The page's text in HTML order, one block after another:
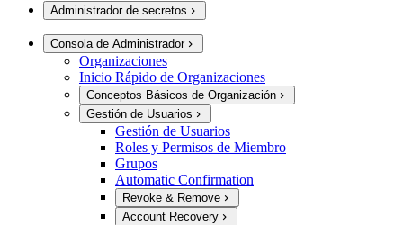
Administrador de secretos
Consola de Administrador
Organizaciones
Inicio Rápido de Organizaciones
Conceptos Básicos de Organización
Gestión de Usuarios
Gestión de Usuarios
Roles y Permisos de Miembro
Grupos
Automatic Confirmation
Revoke & Remove
Account Recovery